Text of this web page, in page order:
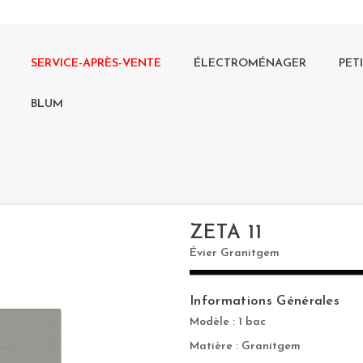
SERVICE-APRÈS-VENTE ÉLECTROMÉNAGER
BLUM
ZETA 11
Évier Granitgem
Informations Générales
Modèle : 1 bac
Matière : Granitgem